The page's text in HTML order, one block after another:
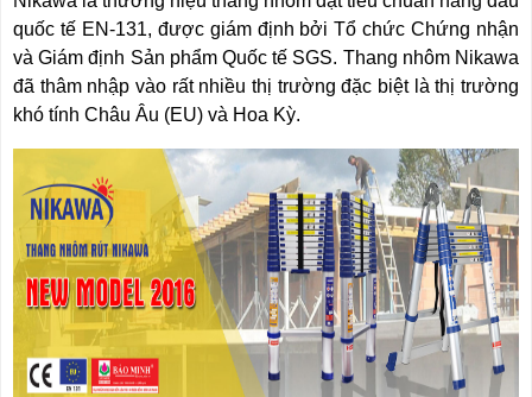
LIÊN
VÁN
THANG
RẢNH
TAY
DÂY
THOÁT
HIỂM
ĐỘNG
NÂNG
quốc tế EN-131, được giám định bởi Tổ chức Chứng nhận
và Giám định Sản phẩm Quốc tế SGS. Thang nhôm Nikawa
đã thâm nhập vào rất nhiều thị trường đặc biệt là thị trường
khó tính Châu Âu (EU) và Hoa Kỳ.